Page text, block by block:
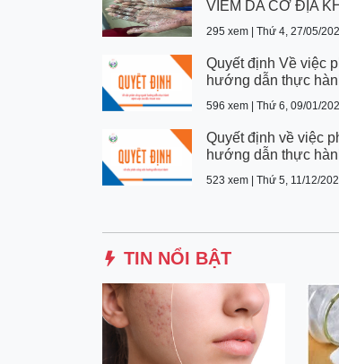
VIÊM DA CƠ ĐỊA
295 xem | Thứ 4, 27/05/
Quyết định Về việc
hướng dẫn thực
596 xem | Thứ 6, 09/01/
Quyết định về việc
hướng dẫn thực
523 xem | Thứ 5, 11/12/
TIN NỔI BẬT